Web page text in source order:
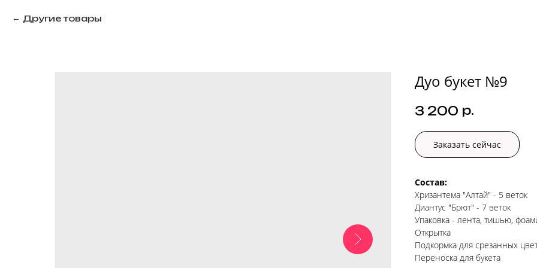
Другие товары
Дуо букет №9
3 200 р.
Заказать сейчас
Состав:
Хризантема "Алтай" - 5 веток
Диантус "Брют" - 7 веток
Упаковка - лента, тишью,
Открытка
Подкормка для срезанных
Переноска для букета